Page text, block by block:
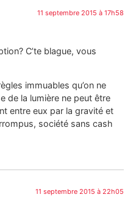
11 septembre 2015 à 17h58
C’te blague, vous
immuables qu’on ne
de la lumière ne peut être
entre eux par la gravité et
société sans cash
11 septembre 2015 à 22h05